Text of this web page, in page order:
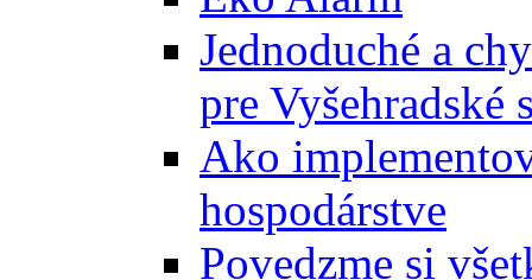
Jednoduché a
pre Vyšehradské
Ako
hospodárstve
Povedzme si